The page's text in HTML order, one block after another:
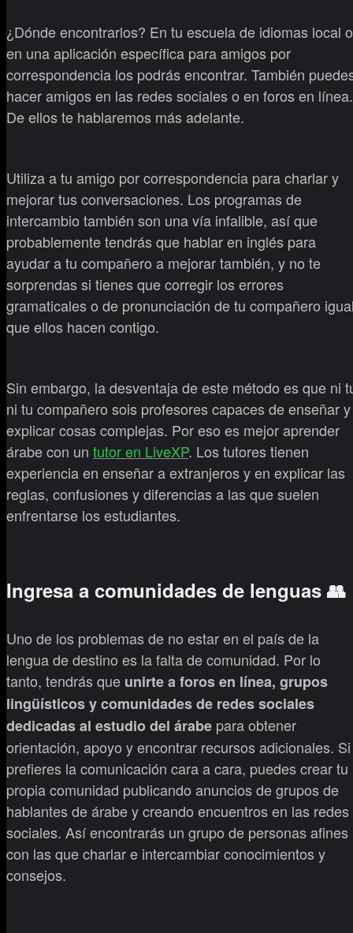
¿Dónde encontrarlos? En tu escuela de idiomas local o
en una aplicación específica para amigos por
correspondencia los podrás encontrar. También
hacer amigos en las redes sociales o en foros en línea.
De ellos te hablaremos más adelante.
Utiliza a tu amigo por correspondencia para charlar y
mejorar tus conversaciones. Los programas de
intercambio también son una vía infalible, así que
probablemente tendrás que hablar en inglés para
ayudar a tu compañero a mejorar también, y no te
sorprendas si tienes que corregir los errores
gramaticales o de pronunciación de tu compañero
que ellos hacen contigo.
Sin embargo, la desventaja de este método es que ni
ni tu compañero sois profesores capaces de enseñar y
explicar cosas complejas. Por eso es mejor aprender
árabe con un tutor en LiveXP. Los tutores tienen
experiencia en enseñar a extranjeros y en explicar las
reglas, confusiones y diferencias a las que suelen
enfrentarse los estudiantes.
Ingresa a comunidades de lenguas 👥
Uno de los problemas de no estar en el país de la
lengua de destino es la falta de comunidad. Por lo
tanto, tendrás que unirte a foros en línea, grupos
lingüísticos y comunidades de redes sociales
dedicadas al estudio del árabe para obtener
orientación, apoyo y encontrar recursos adicionales. Si
prefieres la comunicación cara a cara, puedes crear tu
propia comunidad publicando anuncios de grupos de
hablantes de árabe y creando encuentros en las redes
sociales. Así encontrarás un grupo de personas afines
con las que charlar e intercambiar conocimientos y
consejos.